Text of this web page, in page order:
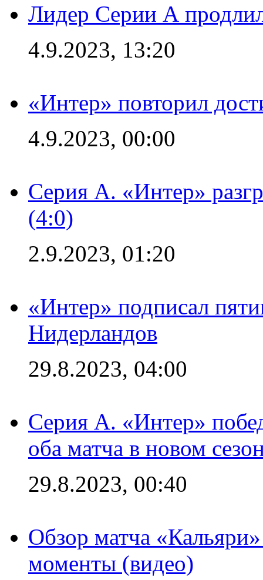
Лидер Серии А
4.9.2023, 13:20
«Интер» повторил
4.9.2023, 00:00
Серия А. «Интер»
(4:0)
2.9.2023, 01:20
«Интер» подписал
Нидерландов
29.8.2023, 04:00
Серия А. «Интер»
оба матча в новом
29.8.2023, 00:40
Обзор матча
моменты (видео)